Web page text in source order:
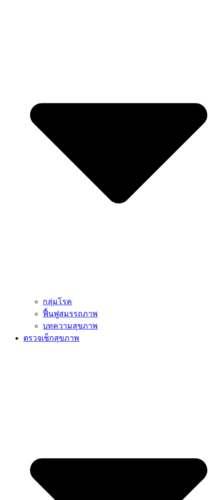
กลุ่มโรค
ฟื้นฟูสมรรถภาพ
บทความสุขภาพ
ตรวจเช็กสุขภาพ